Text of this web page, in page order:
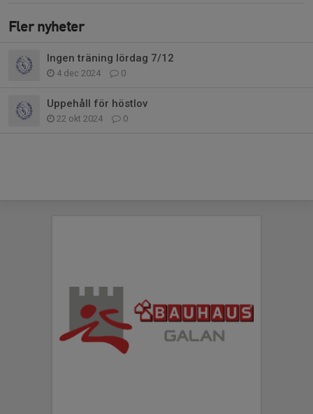
Fler nyheter
Ingen träning lördag 7/12
4 dec 2024 0
Uppehåll för höstlov
22 okt 2024 0